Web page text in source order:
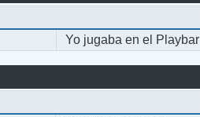
Yo jugaba en el Playbar